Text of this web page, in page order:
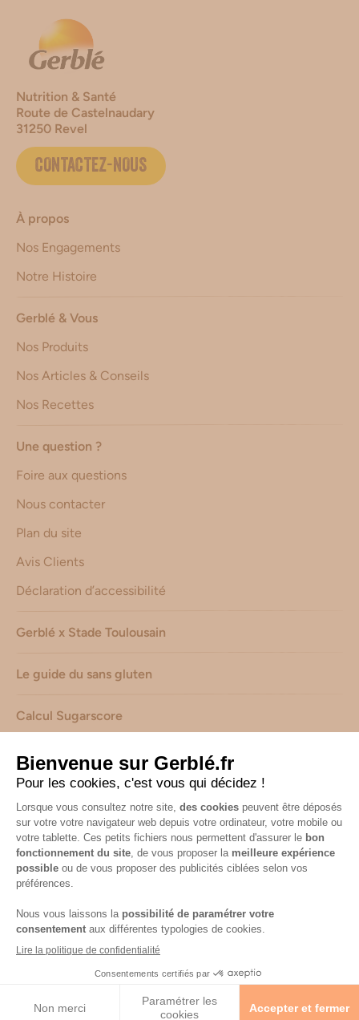
Nutrition & Santé
Route de Castelnaudary
31250 Revel
CONTACTEZ-NOUS
À propos
Nos Engagements
Notre Histoire
Gerblé & Vous
Nos Produits
Nos Articles & Conseils
Nos Recettes
Une question ?
Foire aux questions
Nous contacter
Plan du site
Avis Clients
Déclaration d’accessibilité
Gerblé x Stade Toulousain
Le guide du sans gluten
Calcul Sugarscore
Suivez-nous sur les réseaux !
Mentions légales Consignes de tri de nos emballages
Caractéristiques environnementales de nos emballages
(informations AGEC) -Avis & notes collectés parShopadvizor